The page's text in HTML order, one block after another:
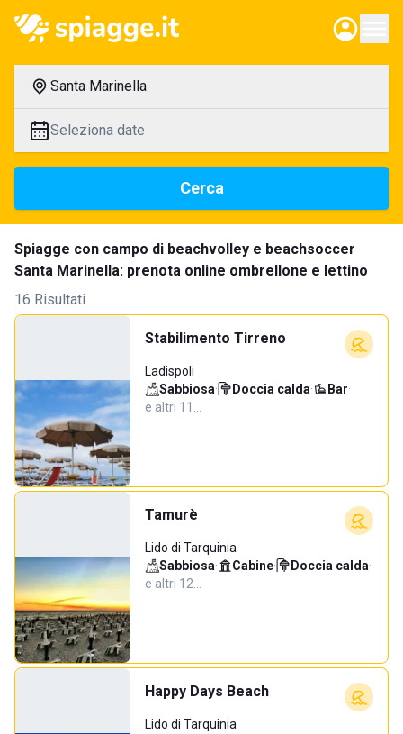
Santa Marinella
Seleziona date
Cerca
Spiagge con campo di beachvolley e beachsoccer
Santa Marinella: prenota online ombrellone e lettino
16 Risultati
Stabilimento Tirreno
Ladispoli
Sabbiosa· Doccia calda· Bar·
e altri 11…
Tamurè
Lido di Tarquinia
Sabbiosa· Cabine· Doccia calda·
e altri 12…
Happy Days Beach
Lido di Tarquinia